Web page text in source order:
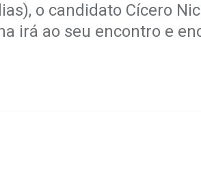
o candidato Cícero
irá ao seu encontro e